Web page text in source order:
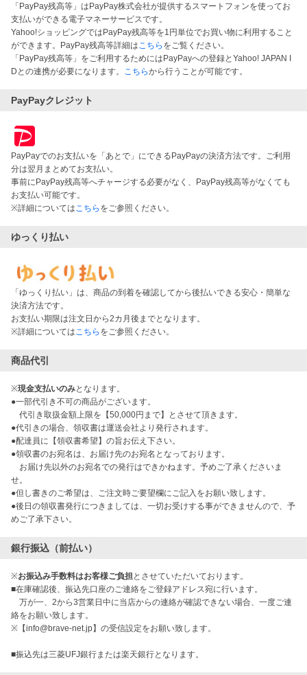
「PayPay残高等」はPayPay株式会社が提供するスマートフォンを使ってお
支払いができる電子マネーサービスです。
Yahoo!ショッピングではPayPay残高等を1円単位でお買い物に利用すること
ができます。PayPay残高等詳細は こちら をご覧ください。
「PayPay残高等」をご利用するためにはPayPayへの登録とYahoo! JAPAN I
Dとの連携が必要になります。
こちらから行うことが可能です。
PayPayクレジット
PayPayでのお支払いを「あとで」にできるPayPayの決済方法です。ご利用
分は翌月まとめてお支払い。
事前にPayPay残高等へチャージする必要がなく、PayPay残高等がなくても
お支払い可能です。
※詳細については こちら をご参照ください。
ゆっくり払い
「ゆっくり払い」は、商品の到着を確認してから後払いできる安心・簡単な
決済方法です。
お支払い期限は注文日から2カ月後までとなります。
※詳細については こちら をご参照ください。
商品代引
※現金支払いのみとなります。
●一部代引き不可の商品がございます。
代引き取扱金額上限を【50,000円まで】とさせて頂きます。
●代引きの場合、領収書は運送会社より発行されます。
●配達員に【領収書希望】の旨お伝え下さい。
●領収書のお宛名は、お届け先のお宛名となっております。
お届け先以外のお宛名での発行はできかねます。予めご了承くださいま
せ。
●但し書きのご希望は、ご注文時ご要望欄にご記入をお願い致します。
●後日の領収書発行につきましては、一切お受けする事ができませんので、予
めご了承下さい。
銀行振込（前払い）
※お振込み手数料はお客様ご負担 とさせていただいております。
■在庫確認後、振込先口座のご連絡をご登録アドレス宛に行います。
万が一、2から3営業日中に当店からの連絡が確認できない場合、一度ご連
絡をお願い致します。
※【info@brave-net.jp】の受信設定をお願い致します。
■振込先は三菱UFJ銀行または楽天銀行となります。